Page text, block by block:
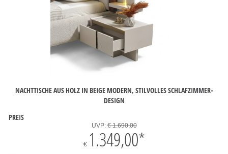
NACHTTISCHE AUS HOLZ IN BEIGE MODERN, STILVOLLES SCHLAFZIMMER-
DESIGN
PREIS
UVP:€ 1.690,00
€ 1.349,00*